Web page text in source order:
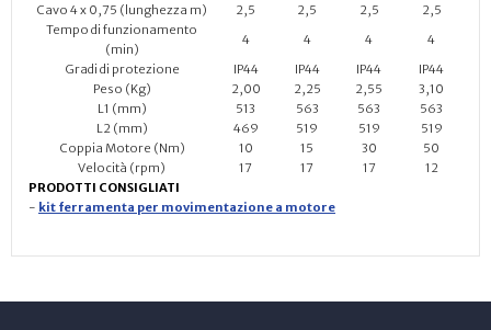
Cavo 4 x 0,75 (lunghezza m)
2,5 2,5 2,5
2,5
Tempo di funzionamento
(min)
4 4 4
4
Gradi di protezione
IP44 IP44 IP44
IP44
Peso (Kg)
2,00 2,25 2,55
3,10
L1 (mm)
513 563 563
563
L2 (mm)
469 519 519
519
Coppia Motore (Nm)
10 15 30
50
Velocità (rpm)
17 17 17
12
PRODOTTI CONSIGLIATI
- kit ferramenta per movimentazione a motore